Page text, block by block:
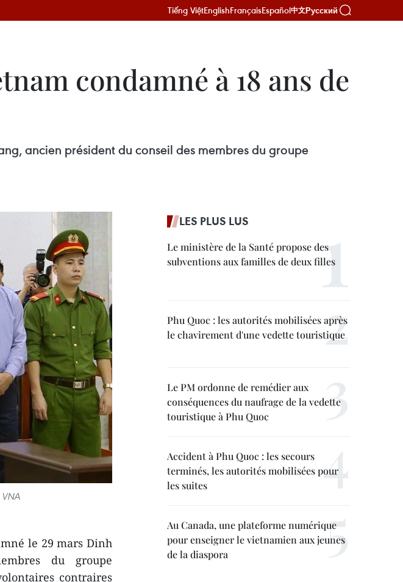
Tiếng ViệtEnglishFrançaisEspañol中文Русский
condamné à 18 ans de
ancien président du conseil des membres du groupe
le 29 mars Dinh
du groupe
contraires
LES PLUS LUS
Le ministère de la Santé propose des
subventions aux familles de deux filles
Phu Quoc : les autorités mobilisées après
le chavirement d'une vedette touristique
Le PM ordonne de remédier aux
conséquences du naufrage de la vedette
touristique à Phu Quoc
Accident à Phu Quoc : les secours
terminés, les autorités mobilisées pour
les suites
Au Canada, une plateforme numérique
pour enseigner le vietnamien aux jeunes
de la diaspora